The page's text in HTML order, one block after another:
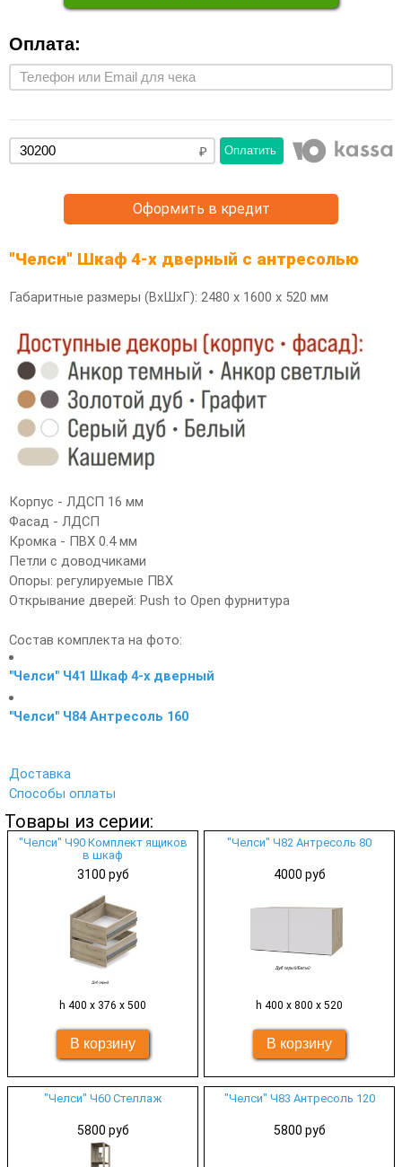
Оплата:
Оплатить
Оформить в кредит
"Челси" Шкаф 4-х дверный с антресолью
Габаритные размеры (ВхШхГ): 2480 х 1600 х 520 мм
Корпус - ЛДСП 16 мм
Фасад - ЛДСП
Кромка - ПВХ 0.4 мм
Петли с доводчиками
Опоры: регулируемые ПВХ
Открывание дверей: Push to Open фурнитура
Состав комплекта на фото:
"Челси" Ч41 Шкаф 4-х дверный
"Челси" Ч84 Антресоль 160
Доставка
Способы оплаты
Товары из серии:
"Челси" Ч90 Комплект ящиков
в шкаф
3100 руб
h 400 х 376 х 500
"Челси" Ч82 Антресоль 80
4000 руб
h 400 х 800 х 520
"Челси" Ч60 Стеллаж
5800 руб
"Челси" Ч83 Антресоль 120
5800 руб